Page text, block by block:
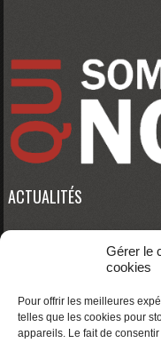
Gérer le
cookies
Pour offrir les meilleures
telles que les cookies pour
appareils. Le fait de
ACTUALITÉS
WP HTTP Error: